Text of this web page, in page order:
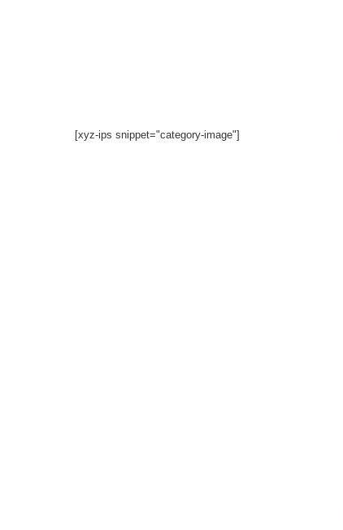
[xyz-ips snippet="category-image"]